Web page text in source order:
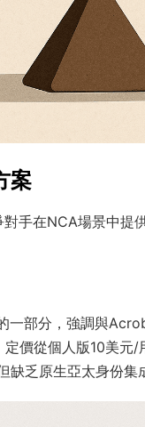
案
手在NCA場景中提
部分，強調與
價從個人版10美
乏原生亞太身份集